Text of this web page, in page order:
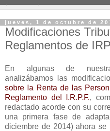
jueves, 1 de octubre de
Modificaciones
Reglamentos de
En algunas de
analizábamos las
sobre la Renta de las
Reglamento del I.R.P.F.,
redactado acorde con su
una primera fase de
diciembre de 2014) ahora